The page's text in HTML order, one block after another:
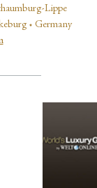
Lippe
• Germany